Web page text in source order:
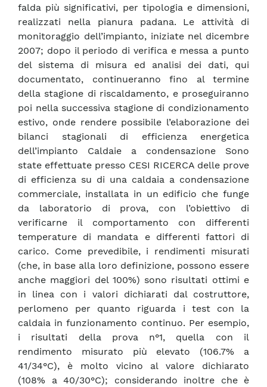
falda più significativi, per tipologia e dimensioni,
realizzati nella pianura padana. Le attività di
monitoraggio dell’impianto, iniziate nel dicembre
2007; dopo il periodo di verifica e messa a punto
del sistema di misura ed analisi dei dati, qui
documentato, continueranno fino al termine
della stagione di riscaldamento, e proseguiranno
poi nella successiva stagione di condizionamento
estivo, onde rendere possibile l’elaborazione dei
bilanci stagionali di efficienza energetica
dell’impianto Caldaie a condensazione Sono
state effettuate presso CESI RICERCA delle prove
di efficienza su di una caldaia a condensazione
commerciale, installata in un edificio che funge
da laboratorio di prova, con l’obiettivo di
verificarne il comportamento con differenti
temperature di mandata e differenti fattori di
carico. Come prevedibile, i rendimenti misurati
(che, in base alla loro definizione, possono essere
anche maggiori del 100%) sono risultati ottimi e
in linea con i valori dichiarati dal costruttore,
perlomeno per quanto riguarda i test con la
caldaia in funzionamento continuo. Per esempio,
i risultati della prova n°1, quella con il
rendimento misurato più elevato (106.7% a
41/34°C), è molto vicino al valore dichiarato
(108% a 40/30°C); considerando inoltre che è